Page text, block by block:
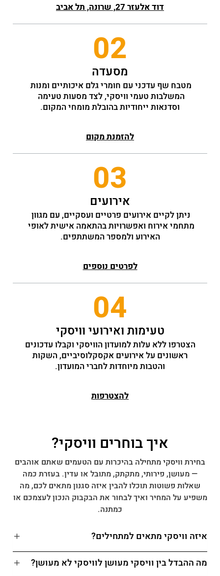
דוד אלעזר 27, שרונה, תל אביב
02
מסעדה
וסדנאות ייחודיות בהובלת מומחי המקום.
להזמנת מקום
03
אירועים
האירוע ולמספר המשתתפים.
לפרטים נוספים
04
טעימות ואירועי וויסקי
הצטרפו ללא עלות למועדון הוויסקי וקבלו עדכונים
ראשונים על אירועים אקסקלוסיביים, השקות
והטבות מיוחדות לחברי המועדון.
להצטרפות
איך בוחרים וויסקי?
בחירת וויסקי מתחילה בהיכרות עם הטעמים שאתם אוהבים
— מעושן, פירותי, מתקתק, מתובל או עדין. בעזרת כמה
שאלות פשוטות תוכלו להבין איזה סגנון מתאים לכם, מה
משפיע על המחיר ואיך לבחור את הבקבוק הנכון לעצמכם או
כמתנה.
איזה וויסקי מתאים למתחילים?
מה ההבדל בין וויסקי מעושן לוויסקי לא מעושן?